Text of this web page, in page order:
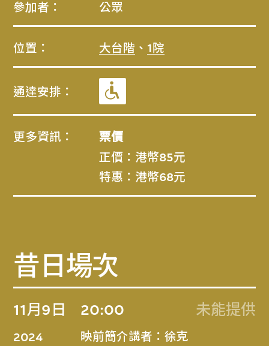
參加者： 公眾
位置： 大台階 、 1院
通達安排：
更多資訊： 票價
正價：港幣85元
特惠：港幣68元
昔日場次
11月9日
2024
20:00 未能提供
映前簡介講者：徐克